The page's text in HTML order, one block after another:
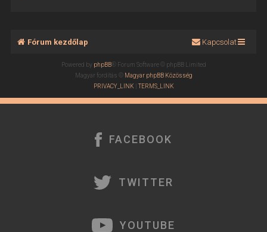
Fórum kezdőlap Kapcsolat
Powered by phpBB® Forum Software © phpBB Limited
Magyar fordítás © Magyar phpBB Közösség
PRIVACY_LINK |TERMS_LINK
FACEBOOK
TWITTER
YOUTUBE